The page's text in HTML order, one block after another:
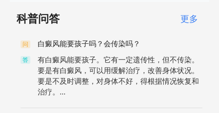
科普问答 更多
问 白癜风能要孩子吗？会传染吗？
答
有白癜风能要孩子。它有一定遗传性，但不传染。
要是有白癜风，可以用缓解治疗，改善身体状况。
要是不及时调整，对身体不好，得根据情况恢复和
治疗。...